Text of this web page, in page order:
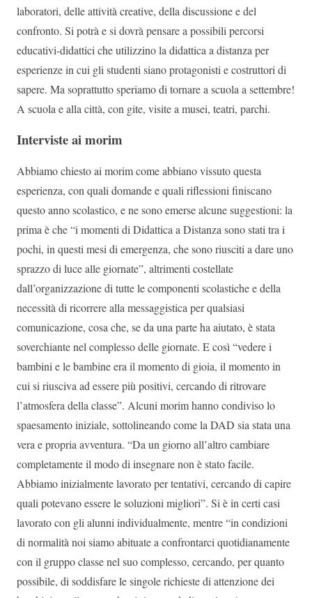
laboratori, delle attività creative, della discussione e del
confronto. Si potrà e si dovrà pensare a possibili percorsi
educativi-didattici che utilizzino la didattica a distanza per
esperienze in cui gli studenti siano protagonisti e costruttori di
sapere. Ma soprattutto speriamo di tornare a scuola a settembre!
A scuola e alla città, con gite, visite a musei, teatri, parchi.
Interviste ai morim
Abbiamo chiesto ai morim come abbiano vissuto questa
esperienza, con quali domande e quali riflessioni finiscano
questo anno scolastico, e ne sono emerse alcune suggestioni: la
prima è che “i momenti di Didattica a Distanza sono stati tra i
pochi, in questi mesi di emergenza, che sono riusciti a dare uno
sprazzo di luce alle giornate”, altrimenti costellate
dall’organizzazione di tutte le componenti scolastiche e della
necessità di ricorrere alla messaggistica per qualsiasi
comunicazione, cosa che, se da una parte ha aiutato, è stata
soverchiante nel complesso delle giornate. E così “vedere i
bambini e le bambine era il momento di gioia, il momento in
cui si riusciva ad essere più positivi, cercando di ritrovare
l’atmosfera della classe”. Alcuni morim hanno condiviso lo
spaesamento iniziale, sottolineando come la DAD sia stata una
vera e propria avventura. “Da un giorno all’altro cambiare
completamente il modo di insegnare non è stato facile.
Abbiamo inizialmente lavorato per tentativi, cercando di capire
quali potevano essere le soluzioni migliori”. Si è in certi casi
lavorato con gli alunni individualmente, mentre “in condizioni
di normalità noi siamo abituate a confrontarci quotidianamente
con il gruppo classe nel suo complesso, cercando, per quanto
possibile, di soddisfare le singole richieste di attenzione dei